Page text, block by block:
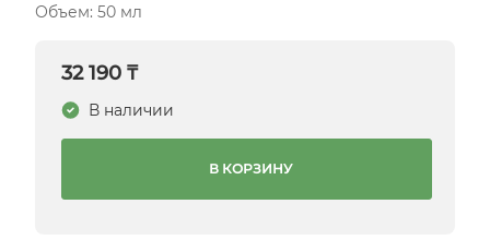
Объем: 50 мл
32 190 ₸
В наличии
В КОРЗИНУ